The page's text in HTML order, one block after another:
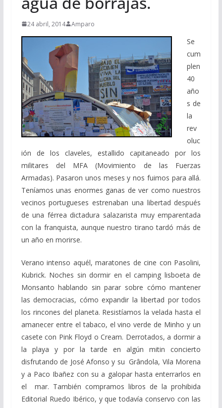
24 abril, 2014 Amparo
Se
cum
plen
40
año
s de
la
rev
oluc
ión de los claveles, estallido capitaneado por los
militares del MFA (Movimiento de las Fuerzas
Armadas). Pasaron unos meses y nos fuimos para allá.
Teníamos unas enormes ganas de ver como nuestros
vecinos portugueses estrenaban una libertad después
de una férrea dictadura salazarista muy emparentada
con la franquista, aunque nuestro tirano tardó más de
un año en morirse.
Verano intenso aquél, maratones de cine con Pasolini,
Kubrick. Noches sin dormir en el camping lisboeta de
Monsanto hablando sin parar sobre cómo mantener
las democracias, cómo expandir la libertad por todos
los rincones del planeta. Resistíamos la velada hasta el
amanecer entre el tabaco, el vino verde de Minho y un
casete con Pink Floyd o Cream. Derrotados, a dormir a
la playa y por la tarde en algún mitin concierto
disfrutando de José Afonso y su Grândola, Vila Morena
y a Paco Ibañez con su a galopar hasta enterrarlos en
el mar. También compramos libros de la prohibida
Editorial Ruedo Ibérico, y que todavía conservo con las